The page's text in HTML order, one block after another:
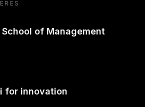
School of Management
for innovation